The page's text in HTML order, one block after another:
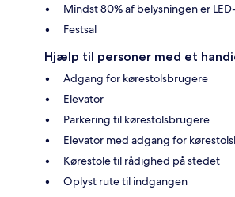
Mindst 80% af belysningen er
Festsal
Hjælp til personer med et
Adgang for kørestolsbrugere
Elevator
Parkering til kørestolsbrugere
Elevator med adgang for
Kørestole til rådighed på stedet
Oplyst rute til indgangen